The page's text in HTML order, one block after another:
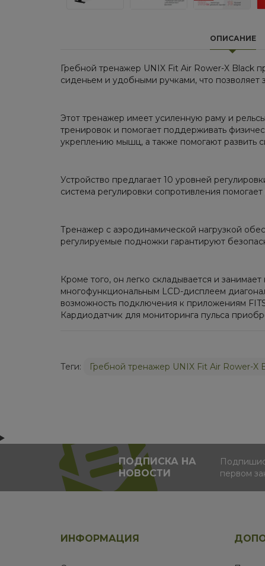
ОПИСАНИЕ
Гребной тренажер UNIX Fit Air Rower-X Black
сиденьем и удобными ручками, что
Этот тренажер имеет усиленную раму и
тренировок и помогает поддерживать
укреплению мышц, а также помогают развить
Устройство предлагает 10 уровней
система регулировки сопротивления
Тренажер с аэродинамической нагрузкой
регулируемые подножки гарантируют
Кроме того, он легко складывается и
многофункциональным LCD-дисплеем
возможность подключения к приложениям
Кардиодатчик для мониторинга пульса
Теги: Гребной тренажер UNIX Fit Air Rower-X
ПОДПИСКА НА
НОВОСТИ
первом
ИНФОРМАЦИЯ